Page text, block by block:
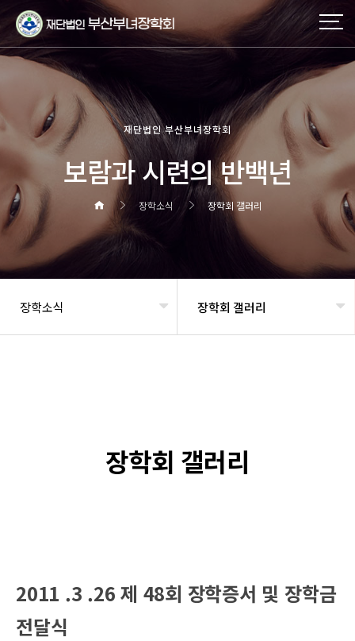
재단법인 부산부녀장학회
보람과 시련의 반백년
장학소식 장학회 갤러리
장학소식 장학회 갤러리
장학회 갤러리
2011 .3 .26 제 48회 장학증서 및 장학금
전달식